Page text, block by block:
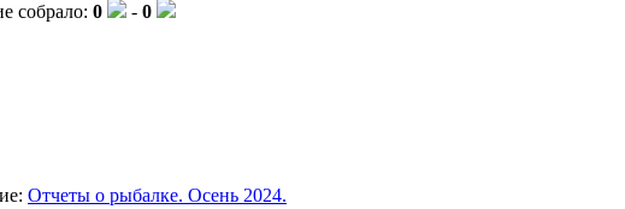
собрало: 0 - 0
Отчеты о рыбалке. Осень 2024.